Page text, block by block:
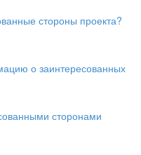
стороны проекта?
о заинтересованных
сторонами